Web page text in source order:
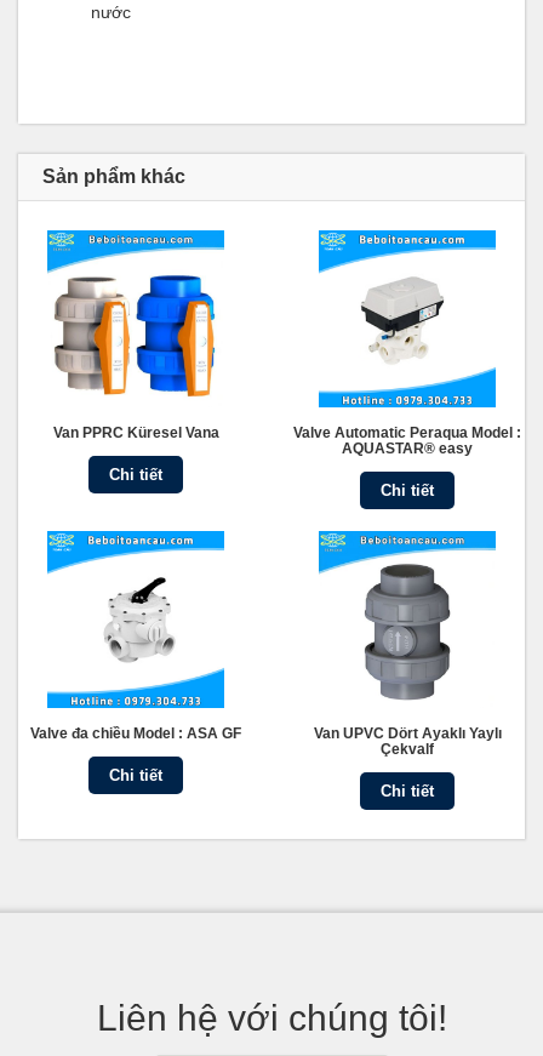
nước
Sản phẩm khác
Van PPRC Küresel Vana
Chi tiết
Valve Automatic Peraqua Model :
AQUASTAR® easy
Chi tiết
Valve đa chiều Model : ASA GF
Chi tiết
Van UPVC Dört Ayaklı Yaylı
Çekvalf
Chi tiết
Liên hệ với chúng tôi!